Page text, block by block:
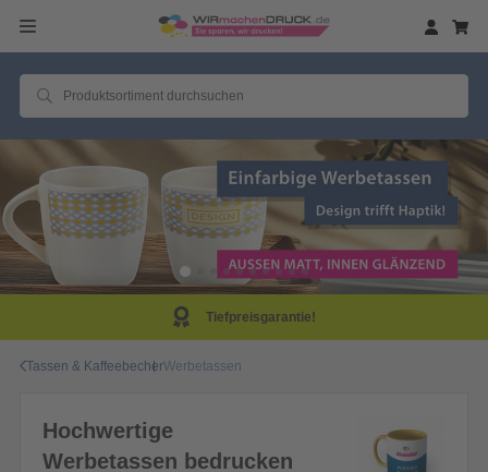
Tiefpreisgarantie!
Tassen & KaffeebecherWerbetassen
Hochwertige
Werbetassen bedrucken